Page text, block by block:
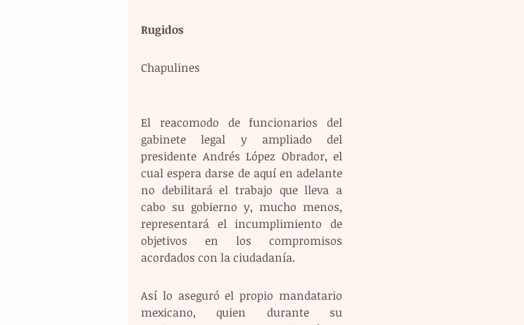
Rugidos
Chapulines
El reacomodo de funcionarios del
gabinete legal y ampliado del
presidente Andrés López Obrador, el
cual espera darse de aquí en adelante
no debilitará el trabajo que lleva a
cabo su gobierno y, mucho menos,
representará el incumplimiento de
objetivos en los compromisos
acordados con la ciudadanía.
Así lo aseguró el propio mandatario
mexicano, quien durante su